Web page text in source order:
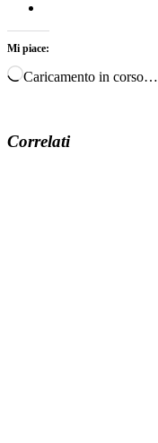
Mi piace:
Caricamento in corso…
Correlati